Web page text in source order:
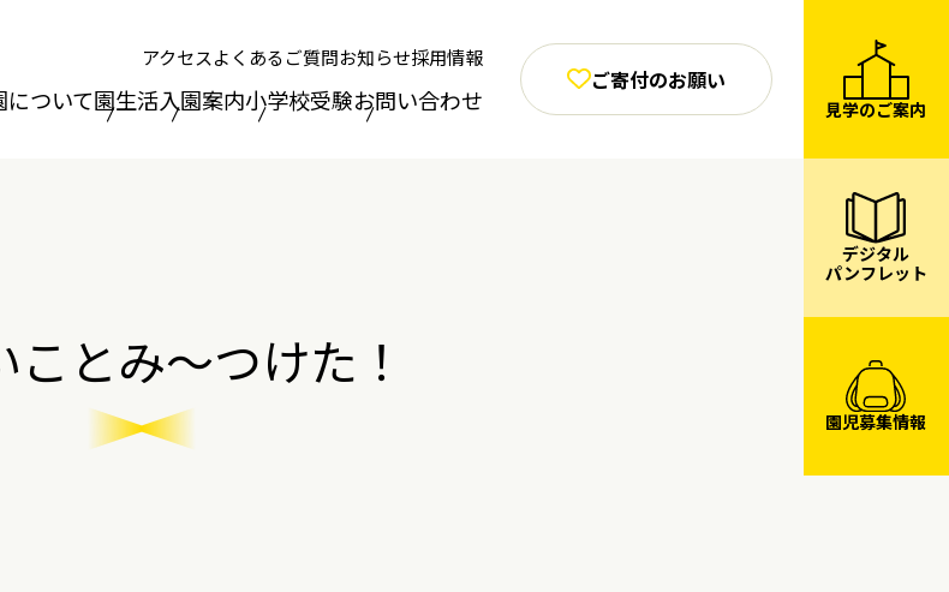
アクセスよくあるご質問お知らせ採用情報
について園生活入園案内小学校受験お問い合わせ
ご寄付のお願い
見学のご案内
デジタル
パンフレット
園児募集情報
ことみ～つけた！